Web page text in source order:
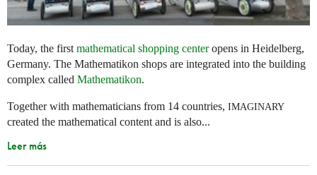
Today, the first mathematical shopping centeropens in Heidelberg,
Germany. The Mathematikon shops are integrated into the building
complex called Mathematikon.
Together with mathematicians from 14 countries, IMAGINARY
created the mathematical content and is also...
Leer más